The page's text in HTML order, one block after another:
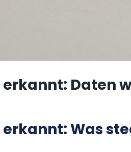
erkannt: Daten
Was